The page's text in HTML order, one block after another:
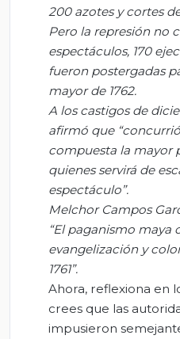
200 azotes y cortes
Pero la represión no
espectáculos, 170
fueron postergadas
mayor de 1762.
A los castigos de
afirmó que
compuesta la mayor
quienes servirá de
espectáculo”.
Melchor Campos
“El paganismo maya
evangelización y
1761”.
Ahora, reflexiona en
crees que las
impusieron